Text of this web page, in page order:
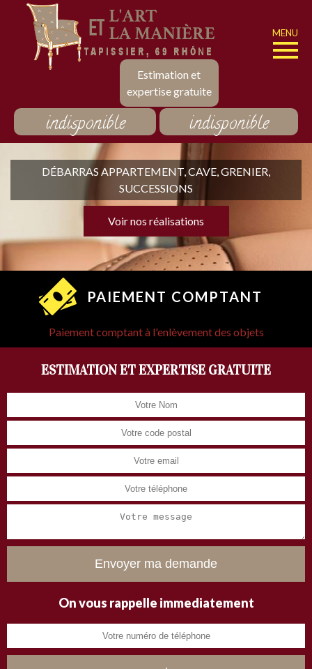
Estimation et
expertise gratuite
MENU
indisponible indisponible
DÉBARRAS APPARTEMENT, CAVE, GRENIER,
SUCCESSIONS
Voir nos réalisations
PAIEMENT COMPTANT
Paiement comptant à l'enlèvement des objets
ESTIMATION ET EXPERTISE GRATUITE
On vous rappelle immediatement